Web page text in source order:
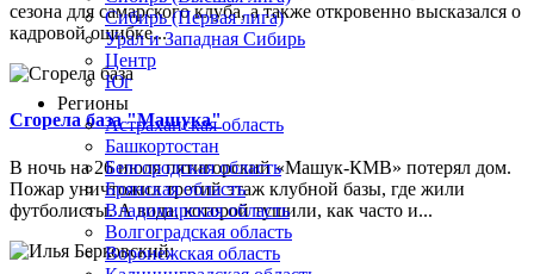
сезона для самарского клуба, а также откровенно высказался о
кадровой ошибке...
Сгорела база "Машука"
В ночь на 26 июля пятигорский «Машук-КМВ» потерял дом.
Пожар уничтожил третий этаж клубной базы, где жили
футболисты. А вода, которой тушили, как часто и...
Сибирь (Первая лига)
Урал и Западная Сибирь
Центр
Юг
Регионы
Астраханская область
Башкортостан
Белгородская область
Брянская область
Владимирская область
Волгоградская область
Воронежская область